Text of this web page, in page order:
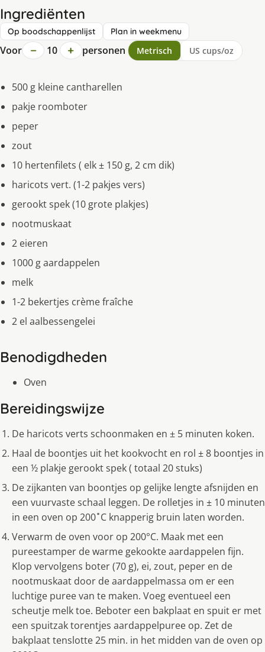
Ingrediënten
Op boodschappenlijst Plan in weekmenu
Voor − 10 + personen Metrisch US cups/oz
500 g kleine cantharellen
pakje roomboter
peper
zout
10 hertenfilets ( elk ± 150 g, 2 cm dik)
haricots vert. (1-2 pakjes vers)
gerookt spek (10 grote plakjes)
nootmuskaat
2 eieren
1000 g aardappelen
melk
1-2 bekertjes crème fraîche
2 el aalbessengelei
Benodigdheden
Oven
Bereidingswijze
De haricots verts schoonmaken en ± 5 minuten koken.
Haal de boontjes uit het kookvocht en rol ± 8 boontjes in
een ½ plakje gerookt spek ( totaal 20 stuks)
De zijkanten van boontjes op gelijke lengte afsnijden en
een vuurvaste schaal leggen. De rolletjes in ± 10 minuten
in een oven op 200 ̊ C knapperig bruin laten worden.
Verwarm de oven voor op 200°C. Maak met een
pureestamper de warme gekookte aardappelen fijn.
Klop vervolgens boter (70 g), ei, zout, peper en de
nootmuskaat door de aardappelmassa om er een
luchtige puree van te maken. Voeg eventueel een
scheutje melk toe. Beboter een bakplaat en spuit er met
een spuitzak torentjes aardappelpuree op. Zet de
bakplaat tenslotte 25 min. in het midden van de oven op